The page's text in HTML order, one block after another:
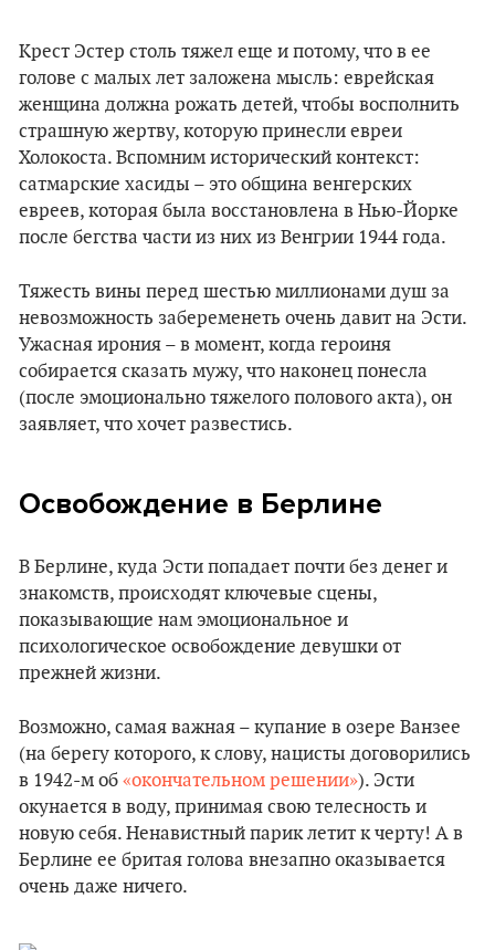
Крест Эстер столь тяжел еще и потому, что в ее
голове с малых лет заложена мысль: еврейская
женщина должна рожать детей, чтобы восполнить
страшную жертву, которую принесли евреи
Холокоста. Вспомним исторический контекст:
сатмарские хасиды – это община венгерских
евреев, которая была восстановлена в Нью-Йорке
после бегства части из них из Венгрии 1944 года.
Тяжесть вины перед шестью миллионами душ за
невозможность забеременеть очень давит на Эсти.
Ужасная ирония – в момент, когда героиня
собирается сказать мужу, что наконец понесла
(после эмоционально тяжелого полового акта), он
заявляет, что хочет развестись.
Освобождение в Берлине
В Берлине, куда Эсти попадает почти без денег и
знакомств, происходят ключевые сцены,
показывающие нам эмоциональное и
психологическое освобождение девушки от
прежней жизни.
Возможно, самая важная – купание в озере Ванзее
(на берегу которого, к слову, нацисты договорились
в 1942-м об «окончательном решении»). Эсти
окунается в воду, принимая свою телесность и
новую себя. Ненавистный парик летит к черту! А в
Берлине ее бритая голова внезапно оказывается
очень даже ничего.